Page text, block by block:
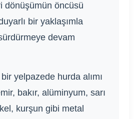
dönüşümün öncüsü
bir yaklaşımla
devam
yelpazede hurda alımı
bakır, alüminyum, sarı
kurşun gibi metal